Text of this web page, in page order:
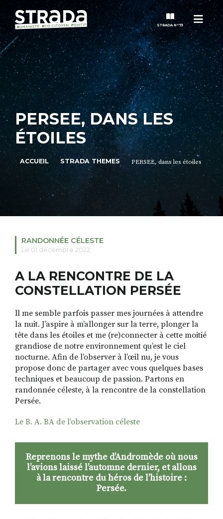
Menu
STRADA N°73
STRADA
MAGAZINES
NOS THÈMES
STRADA’DATES
ALTER STRADA
ROSÉE DE MAI
S'INSCRIRE À LA NEWSLETTER
FACEBOOKINSTAGRAM
LINKEDINYOUTUBE
PERSEE, DANS LES
ÉTOILES
ACCUEIL STRADA THEMES PERSEE, dans les étoiles
RANDONNÉE CÉLESTE
Le 01 décembre 2022
A LA RENCONTRE DE LA
CONSTELLATION PERSÉE
ll me semble parfois passer mes journées à attendre
la nuit. J’aspire à m’allonger sur la terre, plonger la
tête dans les étoiles et me (re)connecter à cette moitié
grandiose de notre environnement qu’est le ciel
nocturne. Afin de l’observer à l’œil nu, je vous
propose donc de partager avec vous quelques bases
techniques et beaucoup de passion. Partons en
randonnée céleste, à la rencontre de la constellation
Persée.
Le B. A. BA de l’observation céleste
Reprenons le mythe d’Andromède où nous
l’avions laissé l’automne dernier, et allons
à la rencontre du héros de l’histoire :
Persée.